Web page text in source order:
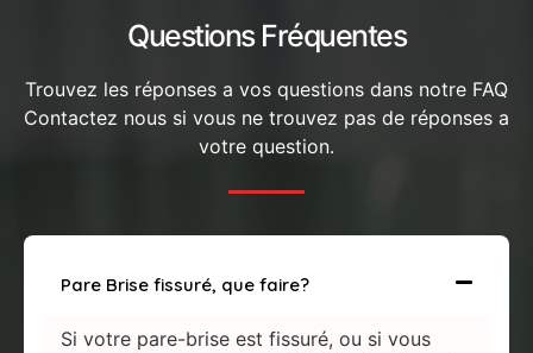
Questions Fréquentes
Trouvez les réponses a vos questions dans notre FAQ
Contactez nous si vous ne trouvez pas de réponses a
votre question.
Pare Brise fissuré, que faire?
Si votre pare-brise est fissuré, ou si vous